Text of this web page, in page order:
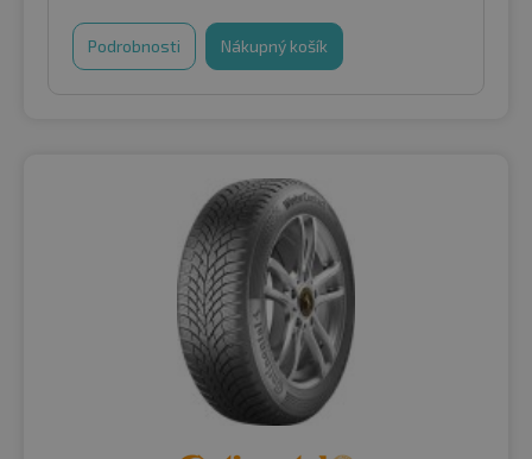
Podrobnosti Nákupný košík